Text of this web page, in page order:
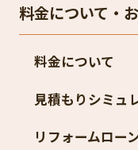
料金について・
料金について
見積もりシミュ
リフォームロー